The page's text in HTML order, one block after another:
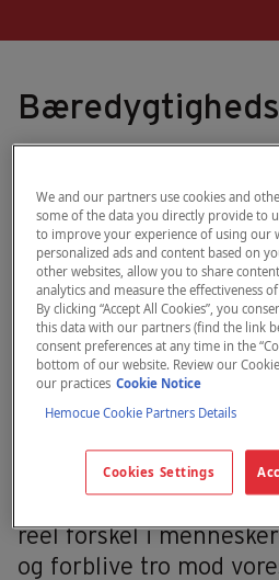
“Når vi i år fortsætter
bæredygtighedsrejse
jeg stolt af at kunne
forpligtelse til at drive
HemoCue-måden –
fairness og
vores passion for
detaljer har dette gjort
partner inden for global
reel forskel i
og forblive tro mod
We and our partners use cookies and
some of the data you directly provide to
to improve your experience of using our
personalized ads and content based on
other websites, allow you to share
analytics and measure the effectiveness
By clicking “Accept All Cookies”, you
this data with our partners (find the link
consent preferences at any time in the
bottom of our website. Review our
our practices Cookie Notice
Hemocue Cookie Partners Details
Cookies Settings